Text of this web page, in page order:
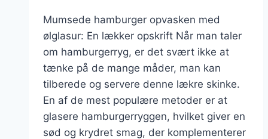
Mumsede hamburger opvasken med
ølglasur: En lækker opskrift Når man taler
om hamburgerryg, er det svært ikke at
tænke på de mange måder, man kan
tilberede og servere denne lækre skinke.
En af de mest populære metoder er at
glasere hamburgerryggen, hvilket giver en
sød og krydret smag, der komplementerer